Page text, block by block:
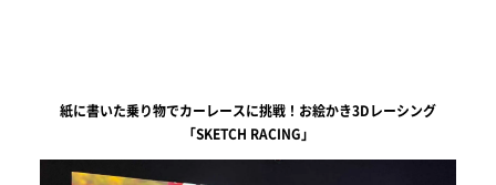
紙に書いた乗り物でカーレースに挑戦！お絵かき3Dレーシング
「SKETCH RACING」